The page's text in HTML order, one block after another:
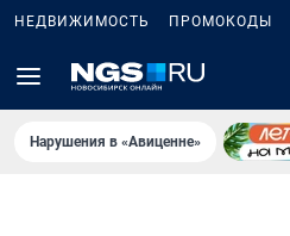
НЕДВИЖИМОСТЬ ПРОМОКОДЫ
Нарушения в «Авиценне»